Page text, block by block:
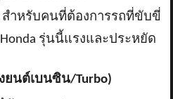
สำหรับคนที่ต้องการรถที่ขับขี่
รุ่นนี้แรงและประหยัด
งยนต์เบนซิน/Turbo)